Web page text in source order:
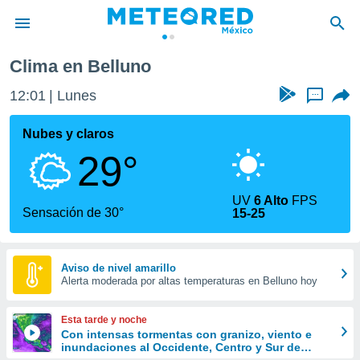
de
ha sido
calidad.
a este
las
y
forma
digital
basada
Clima en Belluno
12:01 Lunes ...
Nubes y claros
29°
Sensación de 30°
UV6 Alto FPS
15-25
Aviso de nivel amarillo
Alerta moderada por altas temperaturas en Belluno hoy
Esta tarde y noche
Con intensas tormentas con granizo, viento e
inundaciones al Occidente, Centro y Sur de